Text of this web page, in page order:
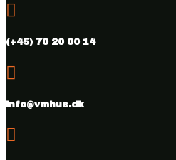

(+45) 70 20 00 14

info@vmhus.dk
